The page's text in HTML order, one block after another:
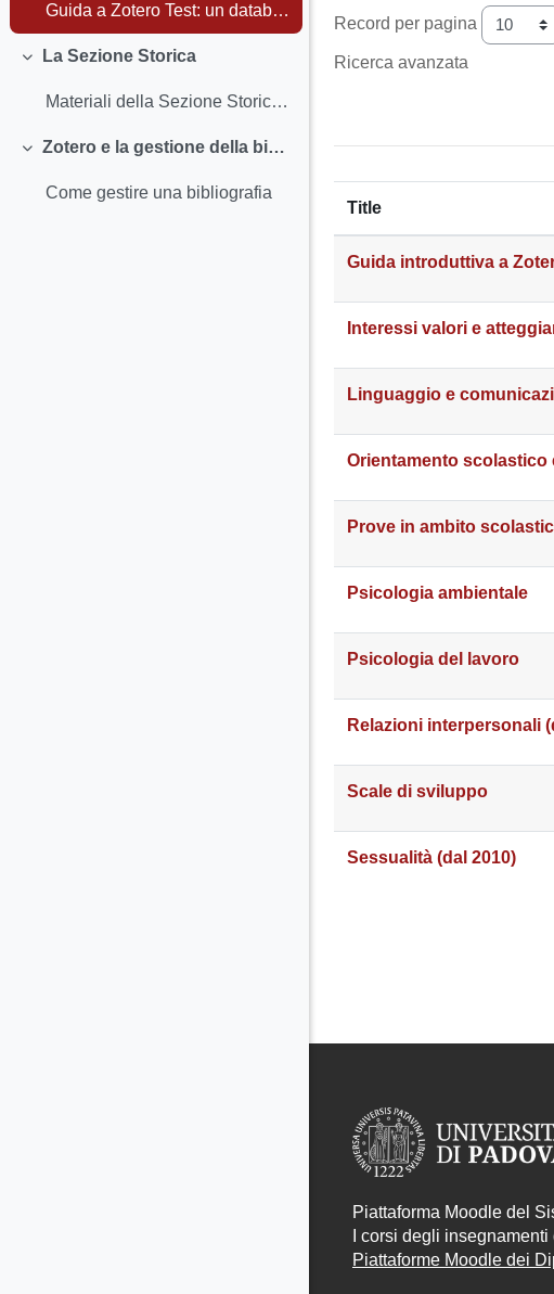
Guida a Zotero Test: un database tematico per l’assessment psicologico in Italia
Minimizza
La Sezione Storica
Materiali della Sezione Storica: elenchi di titoli e autori
Minimizza
Zotero e la gestione della bibliografia
Come gestire una bibliografia
Record per pagina
Ricerca avanzata
Title
Guida introduttiva a
Interessi valori e
Linguaggio e
Orientamento scolastico
Prove in ambito
Psicologia ambientale
Psicologia del lavoro
Relazioni interpersonali
Scale di sviluppo
Sessualità (dal 2010)
Piattaforma Moodle del
I corsi degli
Piattaforme Moodle dei